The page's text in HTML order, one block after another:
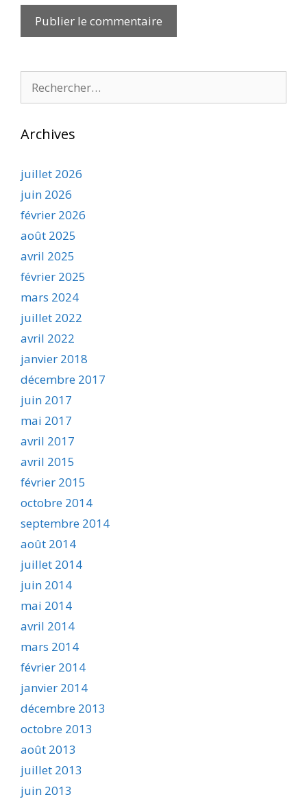
Archives
juillet 2026
juin 2026
février 2026
août 2025
avril 2025
février 2025
mars 2024
juillet 2022
avril 2022
janvier 2018
décembre 2017
juin 2017
mai 2017
avril 2017
avril 2015
février 2015
octobre 2014
septembre 2014
août 2014
juillet 2014
juin 2014
mai 2014
avril 2014
mars 2014
février 2014
janvier 2014
décembre 2013
octobre 2013
août 2013
juillet 2013
juin 2013